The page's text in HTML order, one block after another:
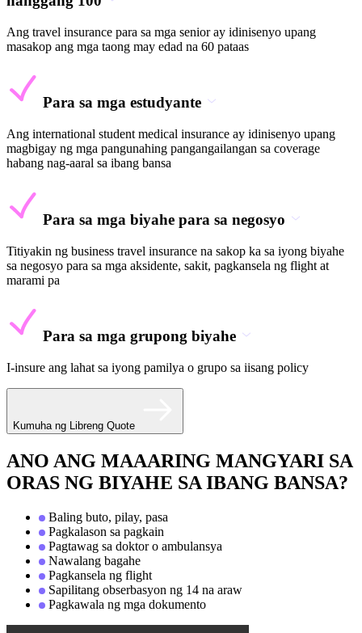
Ang travel insurance para sa mga senior ay idinisenyo upang
masakop ang mga taong may edad na 60 pataas
Para sa mga estudyante
Ang international student medical insurance ay idinisenyo upang
magbigay ng mga pangunahing pangangailangan sa coverage
habang nag-aaral sa ibang bansa
Para sa mga biyahe para sa negosyo
Titiyakin ng business travel insurance na sakop ka sa iyong biyahe
sa negosyo para sa mga aksidente, sakit, pagkansela ng flight at
marami pa
Para sa mga grupong biyahe
I-insure ang lahat sa iyong pamilya o grupo sa iisang policy
Kumuha ng Libreng Quote
ANO ANG MAAARING MANGYARI SA
ORAS NG BIYAHE SA IBANG BANSA?
Baling buto, pilay, pasa
Pagkalason sa pagkain
Pagtawag sa doktor o ambulansya
Nawalang bagahe
Pagkansela ng flight
Sapilitang obserbasyon ng 14 na araw
Pagkawala ng mga dokumento